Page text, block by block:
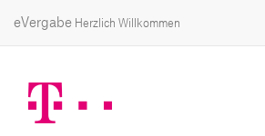
eVergabe Herzlich Willkommen